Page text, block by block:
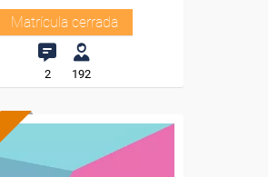
Matrícula cerrada
2 192